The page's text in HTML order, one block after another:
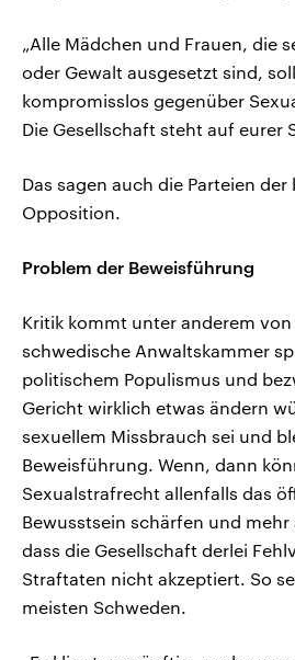
„Alle Mädchen und Frauen, die
oder Gewalt ausgesetzt sind,
kompromisslos gegenüber
Die Gesellschaft steht auf eurer
Das sagen auch die Parteien
Opposition.
Problem der Beweisführung
Kritik kommt unter anderem
schwedische Anwaltskammer
politischem Populismus und
Gericht wirklich etwas ändern
sexuellem Missbrauch sei und
Beweisführung. Wenn, dann
Sexualstrafrecht allenfalls das
Bewusstsein schärfen und mehr
dass die Gesellschaft derlei
Straftaten nicht akzeptiert. So
meisten Schweden.